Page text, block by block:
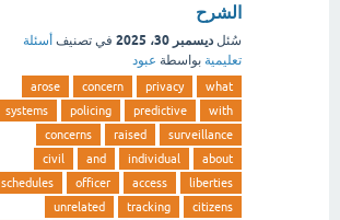
الشرح
سُئل ديسمبر 30، 2025 في تصنيف أسئلة
تعليمية بواسطة عبود
what
privacy
concern
arose
with
predictive
policing
systems
surveillance
raised
concerns
about
individual
and
civil
liberties
access
officer
schedules
citizens
tracking
unrelated